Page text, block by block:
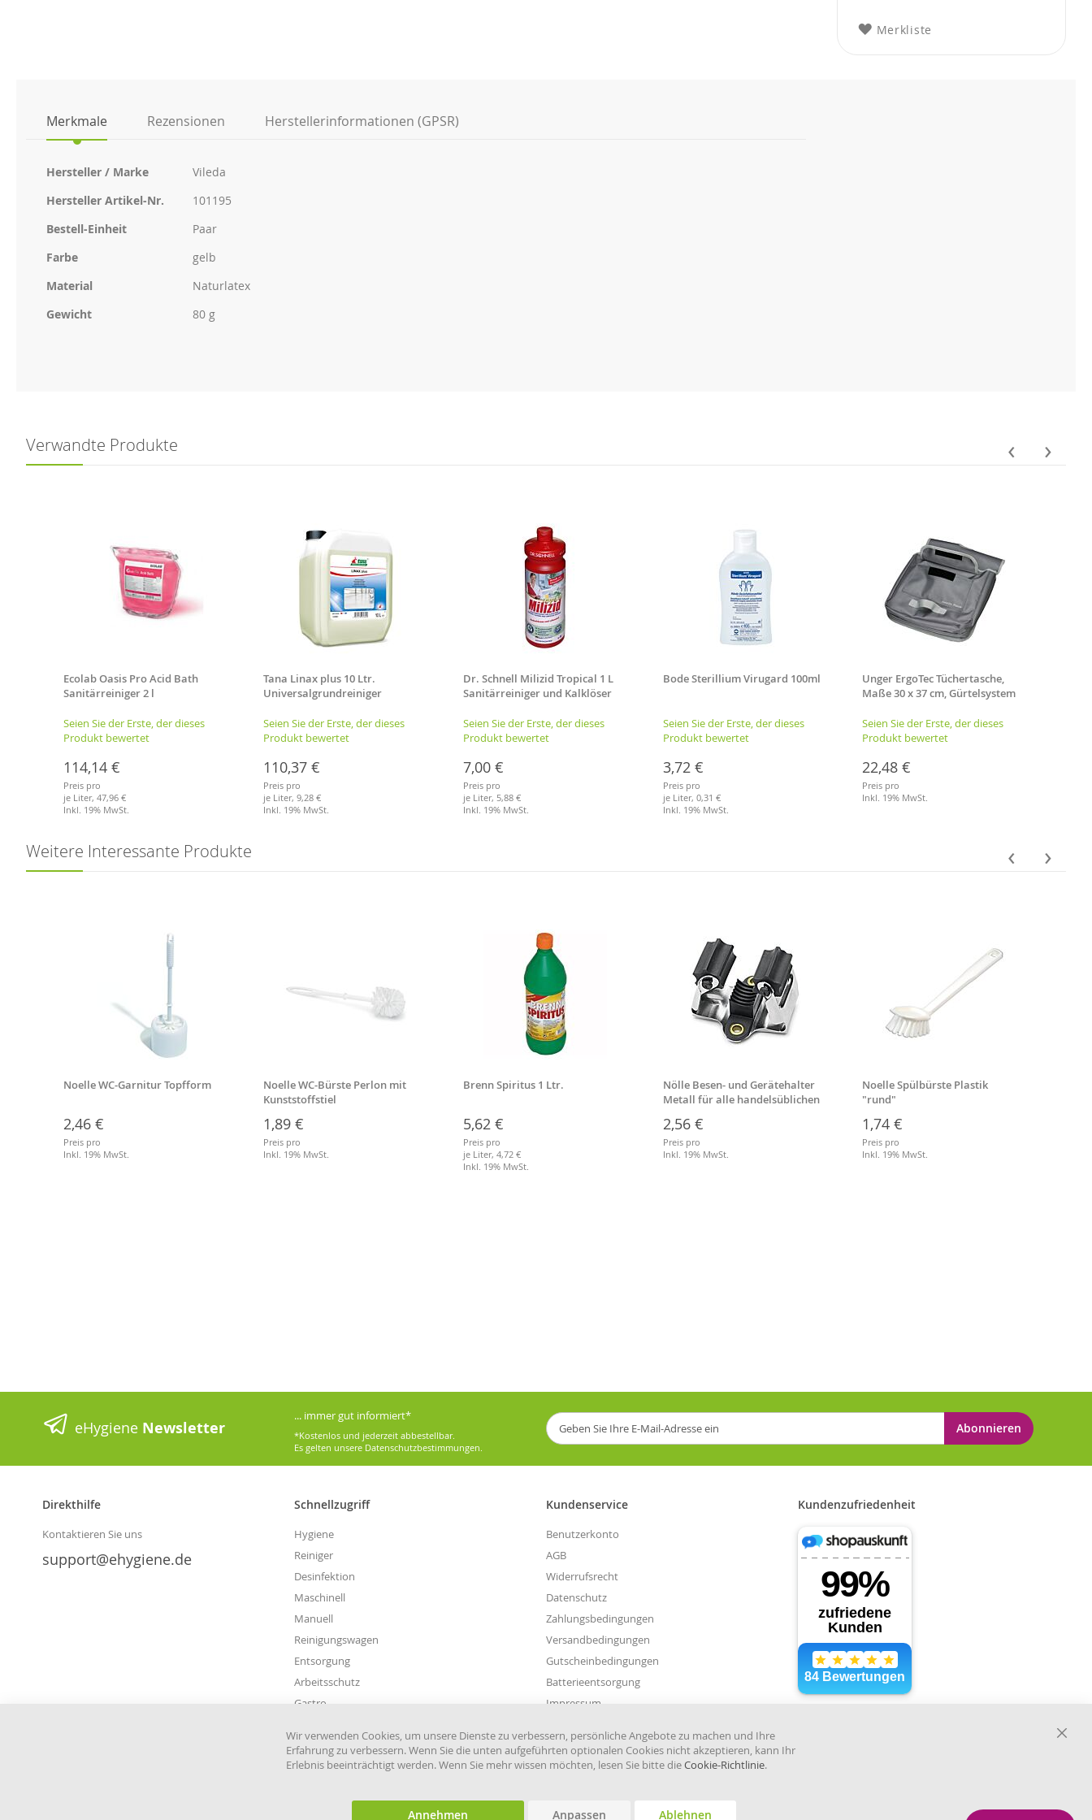
Merkliste
Merkmale
Weitere
Hersteller / Marke
Vileda
Hersteller Artikel-Nr.
101195
Bestell-Einheit
Paar
Farbe
gelb
Material
Naturlatex
Gewicht
80 g
Rezensionen Herstellerinformationen (GPSR)
Verwandte Produkte
Ecolab Oasis Pro Acid Bath
Sanitärreiniger 2 l
Seien Sie der Erste, der dieses
Produkt bewertet
114,14 €
Preis pro
je Liter,47,96 €
Inkl. 19% MwSt.
Tana Linax plus 10 Ltr.
Universalgrundreiniger
Seien Sie der Erste, der dieses
Produkt bewertet
110,37 €
Preis pro
je Liter,9,28 €
Inkl. 19% MwSt.
Dr. Schnell Milizid Tropical 1 L
Sanitärreiniger und Kalklöser
Seien Sie der Erste, der dieses
Produkt bewertet
7,00 €
Preis pro
je Liter, 5,88 €
Inkl. 19% MwSt.
Bode Sterillium Virugard 100ml
Seien Sie der Erste, der dieses
Produkt bewertet
3,72 €
Preis pro
je Liter, 0,31 €
Inkl. 19% MwSt.
Unger ErgoTec Tüchertasche,
Maße 30 x 37 cm, Gürtelsystem
Seien Sie der Erste, der dieses
Produkt bewertet
22,48 €
Preis pro
Inkl. 19% MwSt.
‹ ›
Weitere Interessante Produkte
Noelle WC-Garnitur Topfform
2,46 €
Preis pro
Inkl. 19% MwSt.
Noelle WC-Bürste Perlon mit
Kunststoffstiel
1,89 €
Preis pro
Inkl. 19% MwSt.
Brenn Spiritus 1 Ltr.
5,62 €
Preis pro
je Liter, 4,72 €
Inkl. 19% MwSt.
Nölle Besen- und Gerätehalter
Metall für alle handelsüblichen
2,56 €
Preis pro
Inkl. 19% MwSt.
Noelle Spülbürste Plastik
"rund"
1,74 €
Preis pro
Inkl. 19% MwSt.
‹ ›
eHygiene Newsletter
... immer gut informiert*
*Kostenlos und jederzeit abbestellbar.
Es gelten unsere Datenschutzbestimmungen.
Melden
Sie
sich
für
an:
Abonnieren
Direkthilfe
Kontaktieren Sie uns
support@ehygiene.de
Schnellzugriff
Hygiene
Reiniger
Desinfektion
Maschinell
Manuell
Reinigungswagen
Entsorgung
Arbeitsschutz
Gastro
Kundenservice
Benutzerkonto
AGB
Widerrufsrecht
Datenschutz
Zahlungsbedingungen
Versandbedingungen
Gutscheinbedingungen
Batterieentsorgung
Impressum
Widerruf einreichen
Kundenzufriedenheit
Wir verwenden Cookies, um unsere Dienste zu verbessern, persönliche Angebote zu machen und Ihre
Erfahrung zu verbessern. Wenn Sie die unten aufgeführten optionalen Cookies nicht akzeptieren, kann Ihr
Erlebnis beeinträchtigt werden. Wenn Sie mehr wissen möchten, lesen Sie bitte dieCookie-Richtlinie.
Annehmen Anpassen Ablehnen